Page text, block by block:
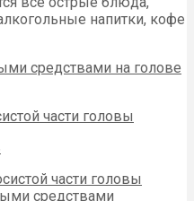
напитки, кофе